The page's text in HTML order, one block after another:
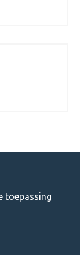
toepassing